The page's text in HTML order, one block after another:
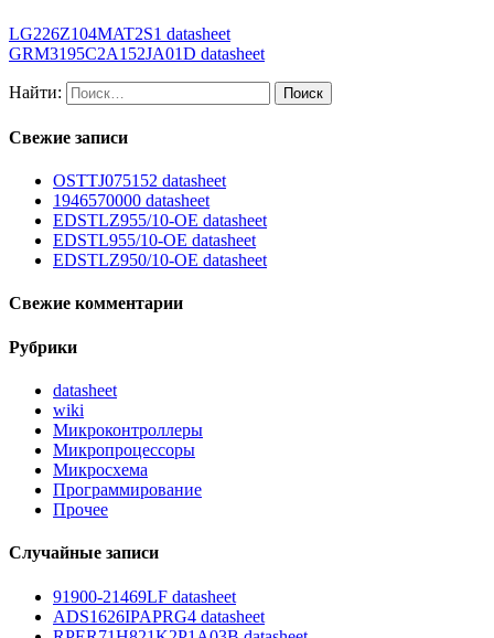
LG226Z104MAT2S1 datasheet
GRM3195C2A152JA01D datasheet
Найти:
Свежие записи
OSTTJ075152 datasheet
1946570000 datasheet
EDSTLZ955/10-OE datasheet
EDSTL955/10-OE datasheet
EDSTLZ950/10-OE datasheet
Свежие комментарии
Рубрики
datasheet
wiki
Микроконтроллеры
Микропроцессоры
Микросхема
Программирование
Прочее
Случайные записи
91900-21469LF datasheet
ADS1626IPAPRG4 datasheet